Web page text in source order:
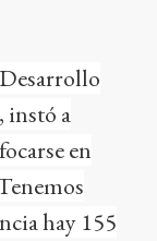
instó a
en
hay 155